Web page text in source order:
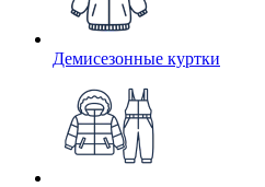
Демисезонные куртки